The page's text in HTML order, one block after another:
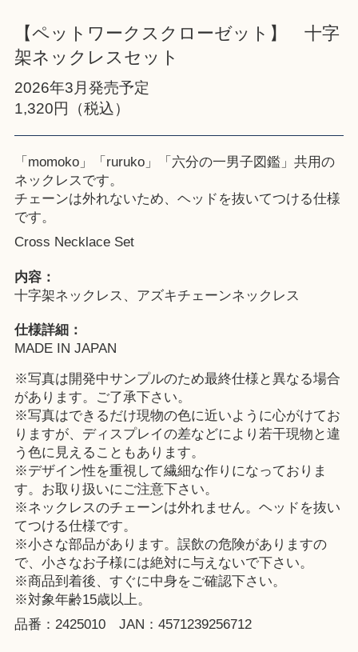
【ペットワークスクローゼット】 十字
架ネックレスセット
2026年3月発売予定
1,320円（税込）
「momoko」「ruruko」「六分の一男子図鑑」共用の
ネックレスです。
チェーンは外れないため、ヘッドを抜いてつける仕様
です。
Cross Necklace Set
内容：
十字架ネックレス、アズキチェーンネックレス
仕様詳細：
MADE IN JAPAN
※写真は開発中サンプルのため最終仕様と異なる場合
があります。ご了承下さい。
※写真はできるだけ現物の色に近いように心がけてお
りますが、ディスプレイの差などにより若干現物と違
う色に見えることもあります。
※デザイン性を重視して繊細な作りになっておりま
す。お取り扱いにご注意下さい。
※ネックレスのチェーンは外れません。ヘッドを抜い
てつける仕様です。
※小さな部品があります。誤飲の危険がありますの
で、小さなお子様には絶対に与えないで下さい。
※商品到着後、すぐに中身をご確認下さい。
※対象年齢15歳以上。
品番：2425010 JAN：4571239256712